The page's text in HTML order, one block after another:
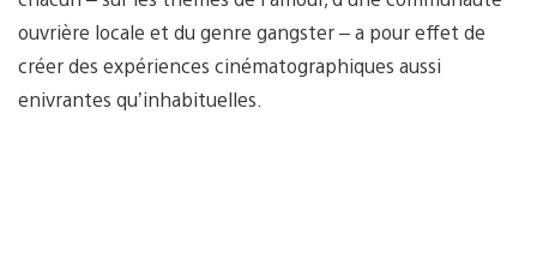
ouvrière locale et du genre gangster – a pour effet de
créer des expériences cinématographiques aussi
enivrantes qu’inhabituelles.